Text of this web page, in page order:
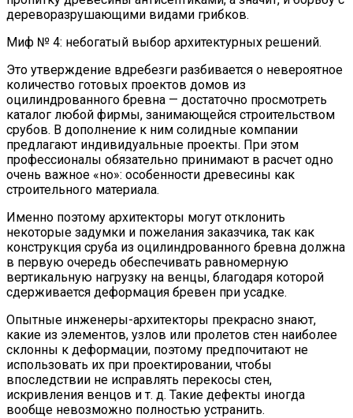
дереворазрушающими видами грибков.
Миф № 4: небогатый выбор архитектурных решений.
Это утверждение вдребезги разбивается о невероятное
количество готовых проектов домов из
оцилиндрованного бревна — достаточно просмотреть
каталог любой фирмы, занимающейся строительством
срубов. В дополнение к ним солидные компании
предлагают индивидуальные проекты. При этом
профессионалы обязательно принимают в расчет одно
очень важное «но»: особенности древесины как
строительного материала.
Именно поэтому архитекторы могут отклонить
некоторые задумки и пожелания заказчика, так как
конструкция сруба из оцилиндрованного бревна должна
в первую очередь обеспечивать равномерную
вертикальную нагрузку на венцы, благодаря которой
сдерживается деформация бревен при усадке.
Опытные инженеры-архитекторы прекрасно знают,
какие из элементов, узлов или пролетов стен наиболее
склонны к деформации, поэтому предпочитают не
использовать их при проектировании, чтобы
впоследствии не исправлять перекосы стен,
искривления венцов и т. д. Такие дефекты иногда
вообще невозможно полностью устранить.